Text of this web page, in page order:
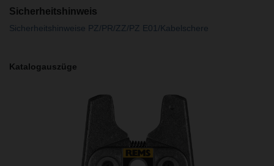
Sicherheitshinweis
Sicherheitshinweise PZ/PR/ZZ/PZ E01/Kabelschere
Katalogauszüge